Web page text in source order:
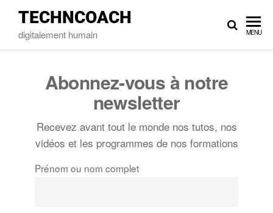
TECHNCOACH
digitalement humain MENU
Abonnez-vous à notre
newsletter
Recevez avant tout le monde nos tutos, nos
vidéos et les programmes de nos formations
Prénom ou nom complet